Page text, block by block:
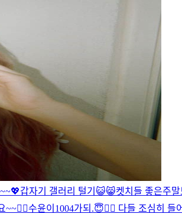
갑자기 갤러리 털기😺😸켓치들 좋은주
~~❤️‍🔥수윤이1004가되.😇❤️‍🔥 다들 조심히 들